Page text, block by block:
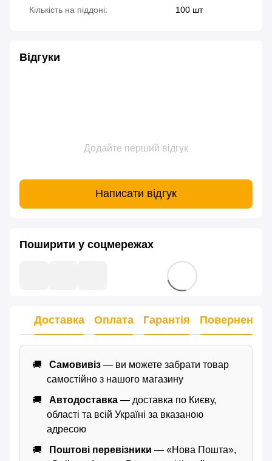
Кількість на піддоні: 100 шт
Відгуки
Додайте перший відгук
Написати відгук
Поширити у соцмережах
Доставка Оплата Гарантія Повернення
Самовивіз — ви можете забрати товар
самостійно з нашого магазину
Автодоставка — доставка по Києву,
області та всій Україні за вказаною
адресою
Поштові перевізники — «Нова Пошта»,